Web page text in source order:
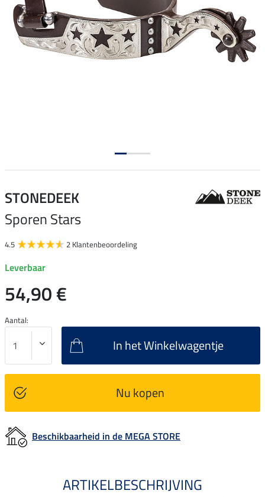
STONEDEEK
Sporen Stars
4.5 2 Klantenbeoordeling
Leverbaar
54,90 €
Aantal:
In het Winkelwagentje
Nu kopen
Beschikbaarheid in de MEGA STORE
ARTIKELBESCHRIJVING